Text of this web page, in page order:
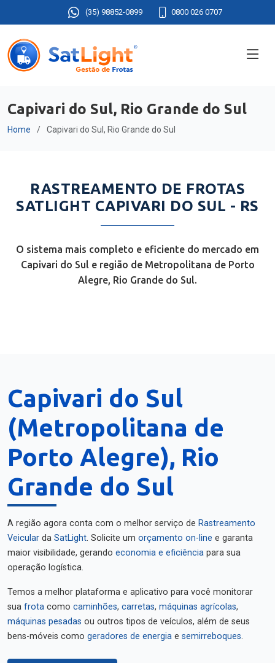
(35) 98852-0899 0800 026 0707
Capivari do Sul, Rio Grande do Sul
Home Capivari do Sul, Rio Grande do Sul
RASTREAMENTO DE FROTAS
SATLIGHT CAPIVARI DO SUL - RS
O sistema mais completo e eficiente do mercado em
Capivari do Sul e região de Metropolitana de Porto
Alegre, Rio Grande do Sul.
Capivari do Sul
(Metropolitana de
Porto Alegre), Rio
Grande do Sul
A região agora conta com o melhor serviço de Rastreamento
Veicular da SatLight. Solicite um orçamento on-line e garanta
maior visibilidade, gerando economia e eficiência para sua
operação logística.
Temos a melhor plataforma e aplicativo para você monitorar
sua frota como caminhões, carretas, máquinas agrícolas,
máquinas pesadas ou outros tipos de veículos, além de seus
bens-móveis como geradores de energia e semirreboques.